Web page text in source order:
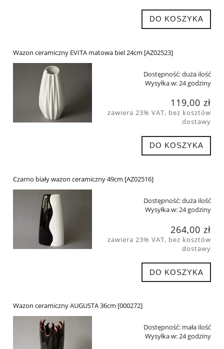
DO KOSZYKA
Wazon ceramiczny EVITA matowa biel 24cm [AZ02523]
Dostępność:duża ilość
Wysyłka w:24 godziny
119,00 zł
zawiera 23% VAT, bez kosztów
dostawy
DO KOSZYKA
Czarno biały wazon ceramiczny 49cm [AZ02516]
Dostępność:duża ilość
Wysyłka w:24 godziny
264,00 zł
zawiera 23% VAT, bez kosztów
dostawy
DO KOSZYKA
Wazon ceramiczny AUGUSTA 36cm [000272]
Dostępność: mała ilość
Wysyłka w:24 godziny